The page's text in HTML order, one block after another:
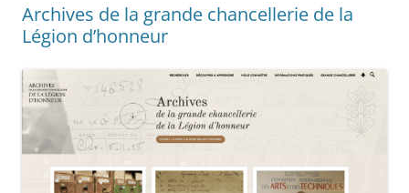
Archives de la grande chancellerie de la
Légion d’honneur